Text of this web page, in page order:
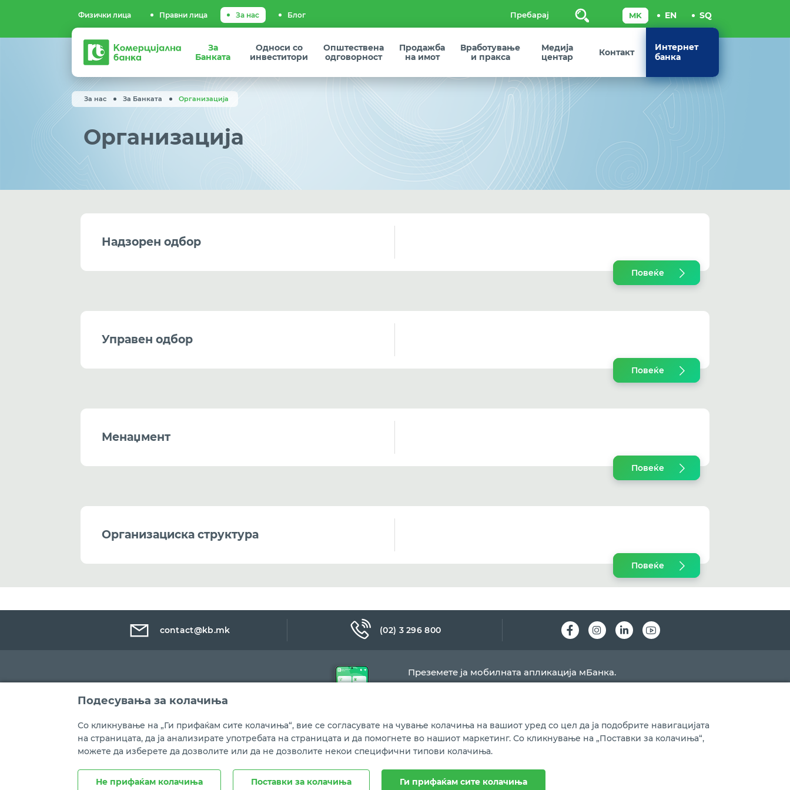
Физички лица Правни лица За нас Блог Пребарај
Комерцијална
банка
За
Банката
Односи со
инвеститори
Општествена
одговорност
Продажба
на имот
Вработување
и пракса
Медија
центар
Контакт
Интернет
банка
За нас За Банката Организација
Организација
Надзорен одбор
Повеќе
Управен одбор
Повеќе
Менаџмент
Повеќе
Организациска структура
Повеќе
contact@kb.mk (02) 3 296 800 Instagram
LinkedInYoutube
Преземете ја мобилната апликација мБанка.
Правни напомени Политика на приватност Политика за колачиња
Copyright © Комерцијална банка АД Скопје, 2021 година.Сите права се задржани.
Подесувања за колачиња
Со кликнување на „Ги прифаќам сите колачиња“, вие се согласувате на чување колачиња на вашиот уред со цел да ја подобрите навигацијата
на страницата, да ја анализирате употребата на страницата и да помогнете во нашиот маркетинг. Со кликнување на „Поставки за колачиња“,
можете да изберете да дозволите или да не дозволите некои специфични типови колачиња.
Не прифаќам колачиња Поставки за колачиња Ги прифаќам сите колачиња